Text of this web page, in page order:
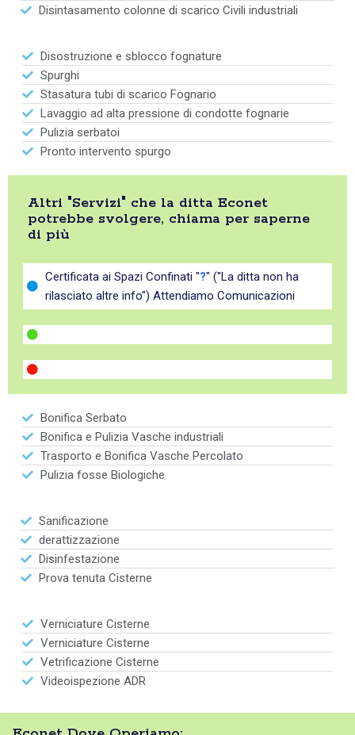
Disintasamento colonne di scarico Civili industriali
Disostruzione e sblocco fognature
Spurghi
Stasatura tubi di scarico Fognario
Lavaggio ad alta pressione di condotte fognarie
Pulizia serbatoi
Pronto intervento spurgo
Altri "Servizi" che la ditta Econet
potrebbe svolgere, chiama per saperne
di più
Certificata ai Spazi Confinati "?" ("La ditta non ha
rilasciato altre info") Attendiamo Comunicazioni
Bonifica Serbato
Bonifica e Pulizia Vasche industriali
Trasporto e Bonifica Vasche Percolato
Pulizia fosse Biologiche
Sanificazione
derattizzazione
Disinfestazione
Prova tenuta Cisterne
Verniciature Cisterne
Verniciature Cisterne
Vetrificazione Cisterne
Videoispezione ADR